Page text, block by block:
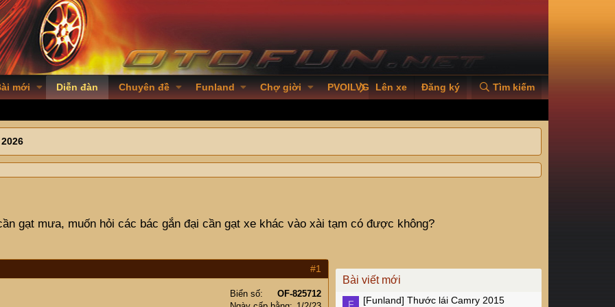
mới Diễn đàn Chuyên đề Funland Chợ giời PVOILVGC2026
Lên xe Đăng ký Tìm kiếm
gạt mưa, muốn hỏi các bác gắn đại cần gạt xe khác vào xài tạm có được không?
#1
Biển số
OF-825712
Bài viết mới
F [Funland] Thước lái Camry 2015